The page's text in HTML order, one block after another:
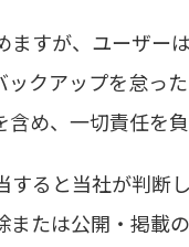
すが、ユーザー
クアップを怠っ
め、一切責任を負
ると当社が判断
たは公開・掲載